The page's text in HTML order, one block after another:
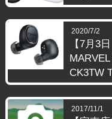
2020/7/2
【7月3
MARVEL
CK3TW
2017/11/1